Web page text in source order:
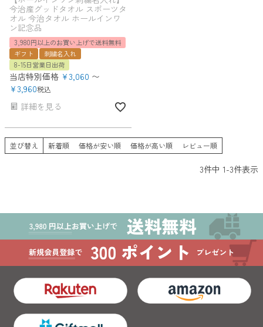
今治産グッドタオル スポーツタ
オル 今治タオル ホールインワ
ン記念品
3,980円以上のお買い上げで送料無料
ギフト
刺繍名入れ
8-15日営業日出荷
当店特別価格 ¥3,060 〜
¥3,960税込
詳細を見る
並び替え 新着順 価格が安い順 価格が高い順 レビュー順
3件中 1-3件表示